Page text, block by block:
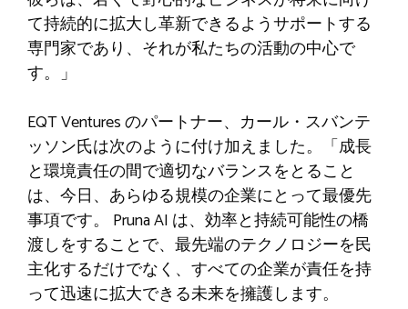
て持続的に拡大し革新できるようサポートする
専門家であり、それが私たちの活動の中心で
す。」
EQT Ventures のパートナー、カール・スバンテ
ッソン氏は次のように付け加えました。「成長
と環境責任の間で適切なバランスをとること
は、今日、あらゆる規模の企業にとって最優先
事項です。 Pruna AI は、効率と持続可能性の橋
渡しをすることで、最先端のテクノロジーを民
主化するだけでなく、すべての企業が責任を持
って迅速に拡大できる未来を擁護します。